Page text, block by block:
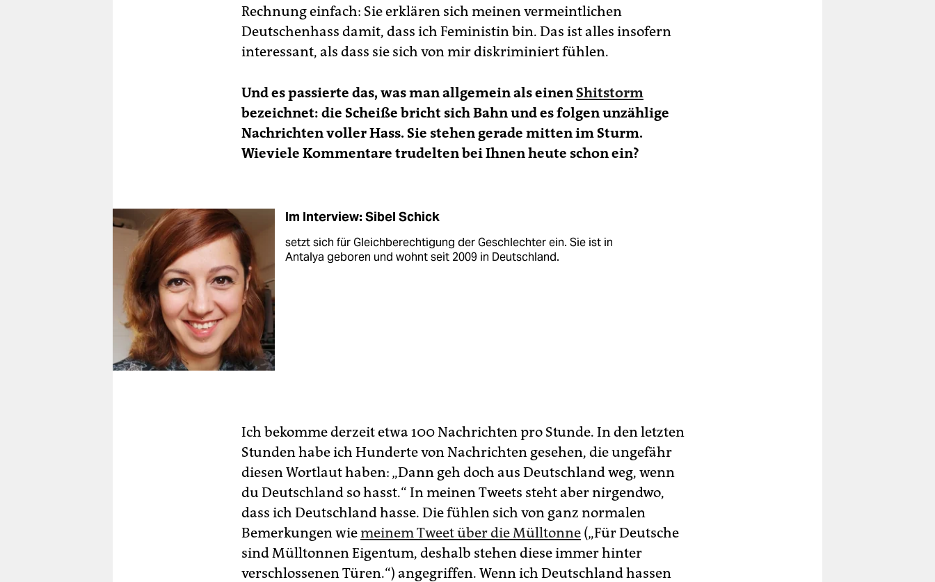
Rechnung einfach: Sie erklären sich meinen vermeintlichen
Deutschenhass damit, dass ich Feministin bin. Das ist alles insofern
interessant, als dass sie sich von mir diskriminiert fühlen.
Und es passierte das, was man allgemein als einenShitstorm
bezeichnet: die Scheiße bricht sich Bahn und es folgen unzählige
Nachrichten voller Hass. Sie stehen gerade mitten im Sturm.
Wieviele Kommentare trudelten bei Ihnen heute schon ein?
Im Interview: Sibel Schick
setzt sich für Gleichberechtigung der Geschlechter ein. Sie ist in
Antalya geboren und wohnt seit 2009 in Deutschland.
Ich bekomme derzeit etwa 100 Nachrichten pro Stunde. In den letzten
Stunden habe ich Hunderte von Nachrichten gesehen, die ungefähr
diesen Wortlaut haben: „Dann geh doch aus Deutschland weg, wenn
du Deutschland so hasst.“ In meinen Tweets steht aber nirgendwo,
dass ich Deutschland hasse. Die fühlen sich von ganz normalen
Bemerkungen wie meinem Tweet über die Mülltonne („Für Deutsche
sind Mülltonnen Eigentum, deshalb stehen diese immer hinter
verschlossenen Türen.“) angegriffen. Wenn ich Deutschland hassen